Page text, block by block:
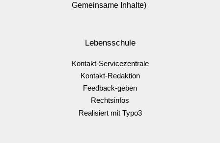
Gemeinsame Inhalte)
Lebensschule
Kontakt-Servicezentrale
Kontakt-Redaktion
Feedback-geben
Rechtsinfos
Realisiert mit Typo3